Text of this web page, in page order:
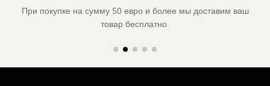
При покупке на сумму 50 евро и более мы доставим ваш
товар бесплатно.